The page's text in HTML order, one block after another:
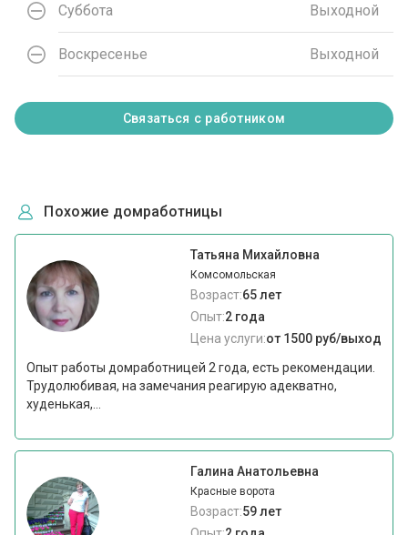
Суббота Выходной
Воскресенье Выходной
Связаться с работником
Похожие домработницы
Татьяна Михайловна
Комсомольская
Возраст:65 лет
Опыт:2 года
Цена услуги:от 1500 руб/выход
Опыт работы домработницей 2 года, есть рекомендации.
Трудолюбивая, на замечания реагирую адекватно,
худенькая,...
Галина Анатольевна
Красные ворота
Возраст:59 лет